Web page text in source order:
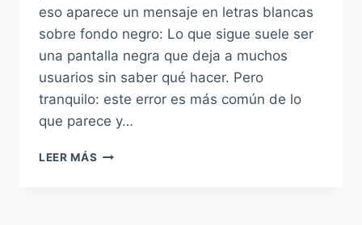
eso aparece un mensaje en letras blancas
sobre fondo negro: Lo que sigue suele ser
una pantalla negra que deja a muchos
usuarios sin saber qué hacer. Pero
tranquilo: este error es más común de lo
que parece y…
LEER MÁS SOLUCIÓN